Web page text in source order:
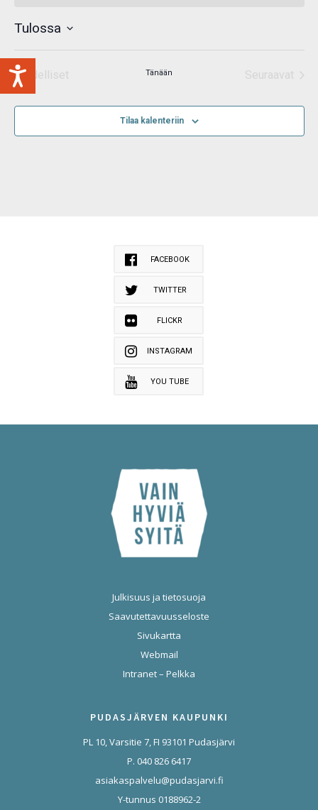
Tulossa
Valitse
päivä.
Edelliset
Tänään
Seuraavat
Tilaa kalenteriin
FACEBOOK
TWITTER
FLICKR
INSTAGRAM
YOU TUBE
Julkisuus ja tietosuoja
Saavutettavuusseloste
Sivukartta
Webmail
Intranet – Pelkka
PUDASJÄRVEN KAUPUNKI
PL 10, Varsitie 7, FI 93101 Pudasjärvi
P. 040 826 6417
asiakaspalvelu@pudasjarvi.fi
Y-tunnus 0188962-2